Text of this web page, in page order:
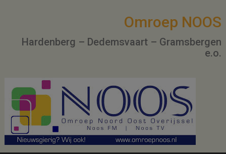
Omroep NOOS
Hardenberg – Dedemsvaart – Gramsbergen
e.o.